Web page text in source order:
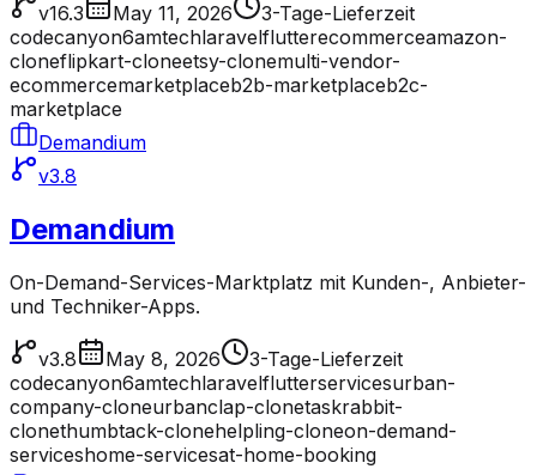
v16.3 May 11, 2026
3-Tage-Lieferzeit
codecanyon6amtechlaravelflutterecommerceamazon-
cloneflipkart-cloneetsy-clonemulti-vendor-
ecommercemarketplaceb2b-marketplaceb2c-
marketplace
Demandium
v3.8
Demandium
On-Demand-Services-Marktplatz mit Kunden-, Anbieter-
und Techniker-Apps.
v3.8 May 8, 2026
3-Tage-Lieferzeit
codecanyon6amtechlaravelflutterservicesurban-
company-cloneurbanclap-clonetaskrabbit-
clonethumbtack-clonehelpling-cloneon-demand-
serviceshome-servicesat-home-booking